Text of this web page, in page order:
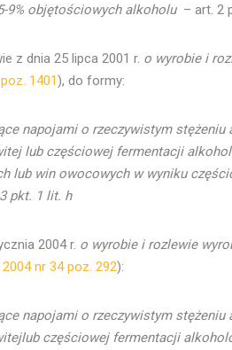
9% objętościowych alkoholu– art. 2
z dnia 25 lipca 2001 r. o wyrobie i
1401), do formy:
napojami o rzeczywistym stężeniu
lub częściowej fermentacji
lub win owocowych w wyniku
pkt. 1 lit. h
2004 r. o wyrobie i rozlewie
2004 nr 34 poz. 292):
napojami o rzeczywistym stężeniu
częściowej fermentacji